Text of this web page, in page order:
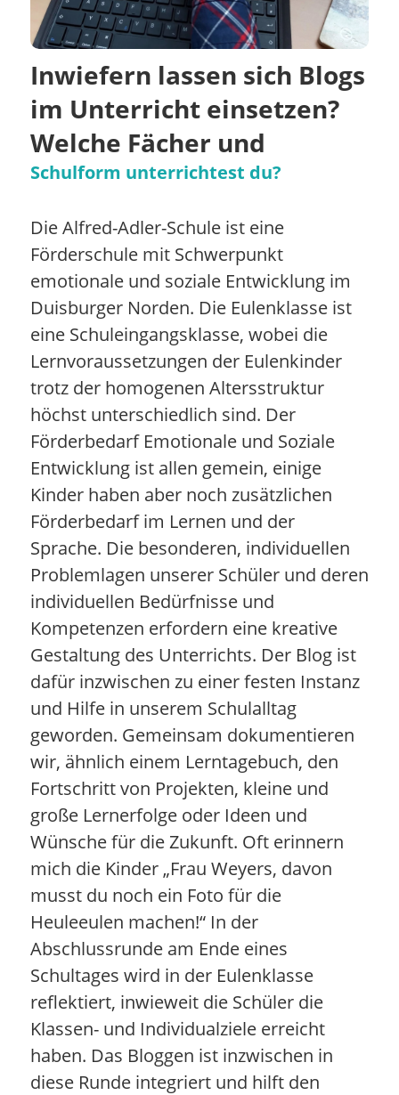
Inwiefern lassen sich Blogs
im Unterricht einsetzen?
Welche Fächer und
Schulform unterrichtest du?
Die Alfred-Adler-Schule ist eine
Förderschule mit Schwerpunkt
emotionale und soziale Entwicklung im
Duisburger Norden. Die Eulenklasse ist
eine Schuleingangsklasse, wobei die
Lernvoraussetzungen der Eulenkinder
trotz der homogenen Altersstruktur
höchst unterschiedlich sind. Der
Förderbedarf Emotionale und Soziale
Entwicklung ist allen gemein, einige
Kinder haben aber noch zusätzlichen
Förderbedarf im Lernen und der
Sprache. Die besonderen, individuellen
Problemlagen unserer Schüler und deren
individuellen Bedürfnisse und
Kompetenzen erfordern eine kreative
Gestaltung des Unterrichts. Der Blog ist
dafür inzwischen zu einer festen Instanz
und Hilfe in unserem Schulalltag
geworden. Gemeinsam dokumentieren
wir, ähnlich einem Lerntagebuch, den
Fortschritt von Projekten, kleine und
große Lernerfolge oder Ideen und
Wünsche für die Zukunft. Oft erinnern
mich die Kinder „Frau Weyers, davon
musst du noch ein Foto für die
Heuleeulen machen!“ In der
Abschlussrunde am Ende eines
Schultages wird in der Eulenklasse
reflektiert, inwieweit die Schüler die
Klassen- und Individualziele erreicht
haben. Das Bloggen ist inzwischen in
diese Runde integriert und hilft den